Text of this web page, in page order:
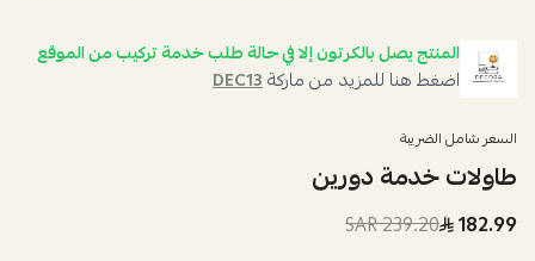
المنتج يصل بالكرتون إلا في حالة طلب خدمة تركيب من الموقع
اضغط هنا للمزيد من ماركةDEC13
السعر شامل الضريبة
طاولات خدمة دورين
182.99
239.20 SAR